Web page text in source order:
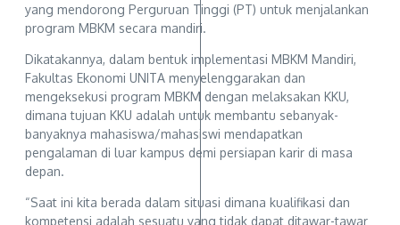
yang mendorong Perguruan Tinggi (PT) untuk menjalankan
program MBKM secara mandiri.
Dikatakannya, dalam bentuk implementasi MBKM Mandiri,
Fakultas Ekonomi UNITA menyelenggarakan dan
mengeksekusi program MBKM dengan melaksakan KKU,
dimana tujuan KKU adalah untuk membantu sebanyak-
banyaknya mahasiswa/mahasiswi mendapatkan
pengalaman di luar kampus demi persiapan karir di masa
depan.
“Saat ini kita berada dalam situasi dimana kualifikasi dan
kompetensi adalah sesuatu yang tidak dapat ditawar-tawar